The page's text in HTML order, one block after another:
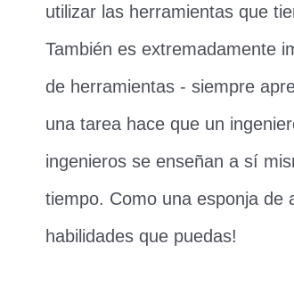
utilizar las herramientas que
También es extremadamente
de herramientas - siempre
una tarea hace que un
ingenieros se enseñan a sí
tiempo. Como una esponja de
habilidades que puedas!